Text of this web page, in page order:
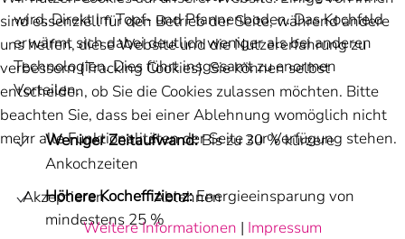
wird. Direkt im Topf- und Pfannenboden. Das Kochfeld
erwärmt sich dabei deutlich weniger als bei anderen
Technologien. Dies führt insgesamt zu enormen
Vorteilen.
Weniger Zeitaufwand:Bis zu 30 % kürzere
Ankochzeiten
Höhere Kocheffizienz:Energieeinsparung von
mindestens 25 %
sind essenziell für den Betrieb der Seite, während andere
uns helfen, diese Website und die Nutzererfahrung zu
verbessern (Tracking Cookies). Sie können selbst
entscheiden, ob Sie die Cookies zulassen möchten. Bitte
beachten Sie, dass bei einer Ablehnung womöglich nicht
mehr alle Funktionalitäten der Seite zur Verfügung stehen.
Akzeptieren
Ablehnen
Weitere Informationen | Impressum